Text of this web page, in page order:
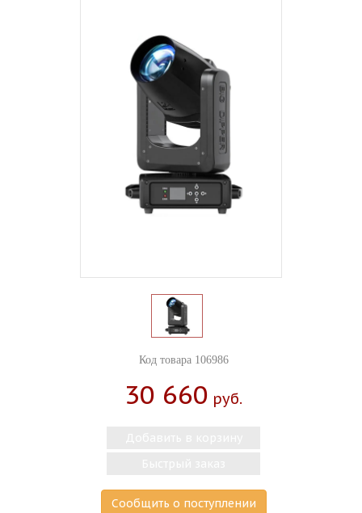
Код товара 106986
30 660 Руб.
Сообщить о поступлении